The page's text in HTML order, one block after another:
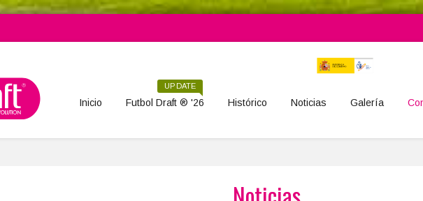
Inicio Futbol Draft ® '26
UPDATE
Histórico Noticias Galería